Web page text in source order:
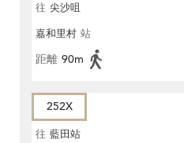
往 尖沙咀
嘉和里村 站
距離 90m
252X
往 藍田站